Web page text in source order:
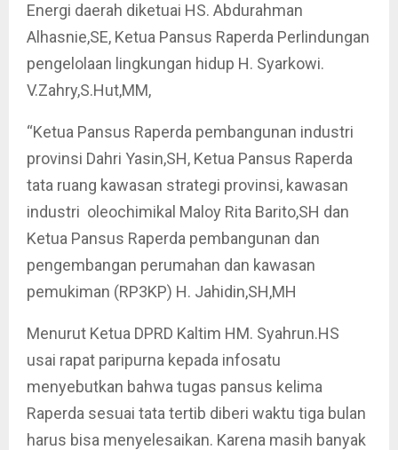
Energi daerah diketuai HS. Abdurahman
Alhasnie,SE, Ketua Pansus Raperda Perlindungan
pengelolaan lingkungan hidup H. Syarkowi.
V.Zahry,S.Hut,MM,
“Ketua Pansus Raperda pembangunan industri
provinsi Dahri Yasin,SH, Ketua Pansus Raperda
tata ruang kawasan strategi provinsi, kawasan
industri oleochimikal Maloy Rita Barito,SH dan
Ketua Pansus Raperda pembangunan dan
pengembangan perumahan dan kawasan
pemukiman (RP3KP) H. Jahidin,SH,MH
Menurut Ketua DPRD Kaltim HM. Syahrun.HS
usai rapat paripurna kepada infosatu
menyebutkan bahwa tugas pansus kelima
Raperda sesuai tata tertib diberi waktu tiga bulan
harus bisa menyelesaikan. Karena masih banyak